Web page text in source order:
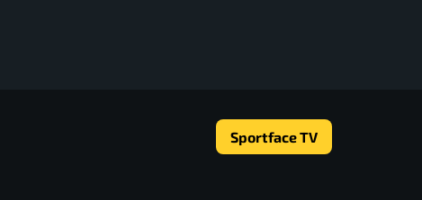
Sportface TV